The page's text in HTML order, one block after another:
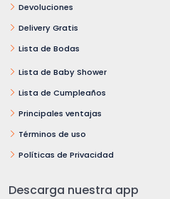
Devoluciones
Delivery Gratis
Lista de Bodas
Lista de Baby Shower
Lista de Cumpleaños
Principales ventajas
Términos de uso
Políticas de Privacidad
Descarga nuestra app